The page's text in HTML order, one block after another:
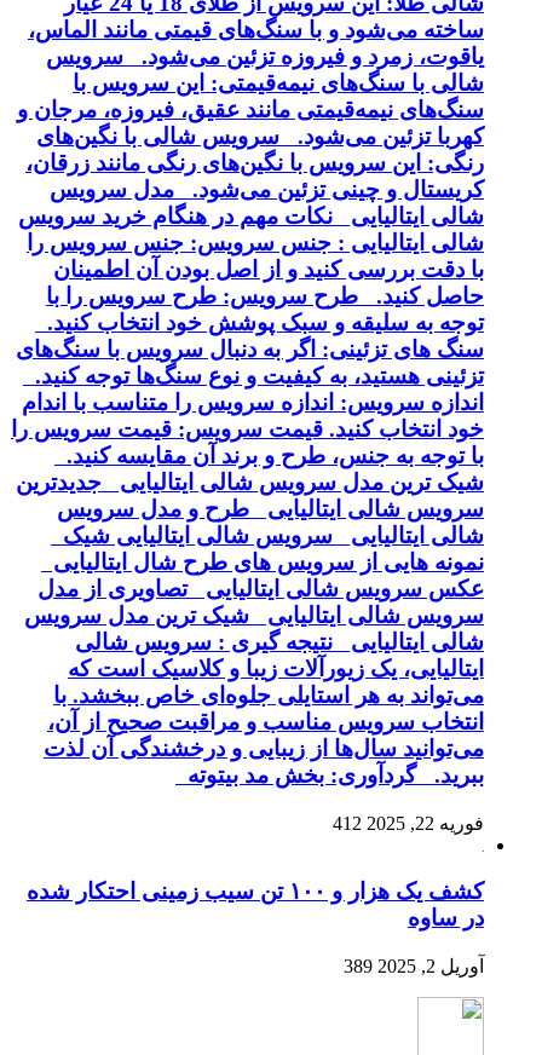
ساخته می‌شود و با سنگ‌های قیمتی مانند الماس،
یاقوت، زمرد و فیروزه تزئین می‌شود. سرویس
شالی با سنگ‌های نیمه‌قیمتی: این سرویس با
سنگ‌های نیمه‌قیمتی مانند عقیق، فیروزه، مرجان و
کهربا تزئین می‌شود. سرویس شالی با نگین‌های
رنگی: این سرویس با نگین‌های رنگی مانند زرقان،
کریستال و چینی تزئین می‌شود. مدل سرویس
شالی ایتالیایی نکات مهم در هنگام خرید سرویس
شالی ایتالیایی : جنس سرویس: جنس سرویس را
با دقت بررسی کنید و از اصل بودن آن اطمینان
حاصل کنید. طرح سرویس: طرح سرویس را با
توجه به سلیقه و سبک پوشش خود انتخاب کنید.
سنگ های تزئینی: اگر به دنبال سرویس با سنگ‌های
تزئینی هستید، به کیفیت و نوع سنگ‌ها توجه کنید.
اندازه سرویس: اندازه سرویس را متناسب با اندام
خود انتخاب کنید. قیمت سرویس: قیمت سرویس را
با توجه به جنس، طرح و برند آن مقایسه کنید.
شیک ترین مدل سرویس شالی ایتالیایی جدیدترین
سرویس شالی ایتالیایی طرح و مدل سرویس
شالی ایتالیایی سرویس شالی ایتالیایی شیک
نمونه هایی از سرویس های طرح شال ایتالیایی
عکس سرویس شالی ایتالیایی تصاویری از مدل
سرویس شالی ایتالیایی شیک ترین مدل سرویس
شالی ایتالیایی نتیجه گیری : سرویس شالی
ایتالیایی، یک زیورآلات زیبا و کلاسیک است که
می‌تواند به هر استایلی جلوه‌ای خاص ببخشد. با
انتخاب سرویس مناسب و مراقبت صحیح از آن،
می‌توانید سال‌ها از زیبایی و درخشندگی آن لذت
ببرید. گردآوری: بخش مد بیتوته
فوریه 22, 2025 412
کشف یک هزار و ۱۰۰ تن سیب زمینی احتکار شده
در ساوه
آوریل 2, 2025 389